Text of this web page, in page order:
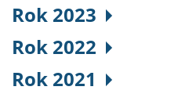
Rok 2023
Rok 2022
Rok 2021